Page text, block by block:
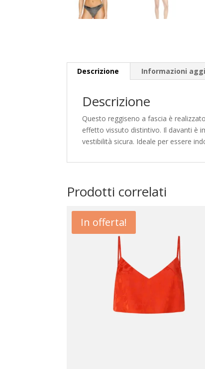
Descrizione Informazioni
Descrizione
Questo reggiseno a fascia è
effetto vissuto distintivo. Il davanti è
vestibilità sicura. Ideale per essere
Prodotti correlati
In offerta!